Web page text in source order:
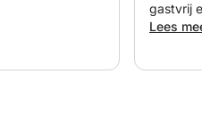
gastvrij
doen.
Lees